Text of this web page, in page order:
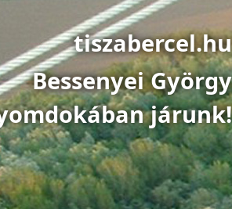
tiszabercel.hu
Bessenyei György
járunk!